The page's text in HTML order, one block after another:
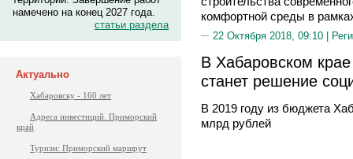
намечено на конец 2027 года.
статьи раздела
Актуально
Хабаровску - 160 лет
Адреса инвестиций. Приморский
край
Туризм: Приморский маршрут
комфортной среды в
22 Октября 2018, 09:10 |
В Хабаровском
станет решение
В 2019 году из бюджета
млрд рублей